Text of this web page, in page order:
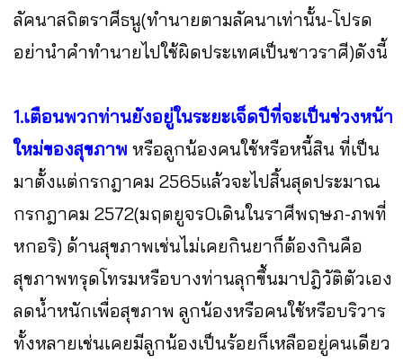
ลัคนาสถิตราศีธนู(ทำนายตามลัคนาเท่านั้น-โปรด
อย่านำคำทำนายไปใช้ผิดประเทศเป็นชาวราศี)ดังนี้
1.เตือนพวกท่านยังอยู่ในระยะเจ็ดปีที่จะเป็นช่วงหน้า
ใหม่ของสุขภาพ หรือลูกน้องคนใช้หรือหนี้สิน ที่เป็น
มาตั้งแต่กรกฎาคม 2565แล้วจะไปสิ้นสุดประมาณ
กรกฎาคม 2572(มฤตยูจร0เดินในราศีพฤษภ-ภพที่
หกอริ) ด้านสุขภาพเช่นไม่เคยกินยาก็ต้องกินคือ
สุขภาพทรุดโทรมหรือบางท่านลุกขึ้นมาปฎิวัติตัวเอง
ลดน้ำหนักเพื่อสุขภาพ ลูกน้องหรือคนใช้หรือบริวาร
ทั้งหลายเช่นเคยมีลูกน้องเป็นร้อยก็เหลืออยู่คนเดียว